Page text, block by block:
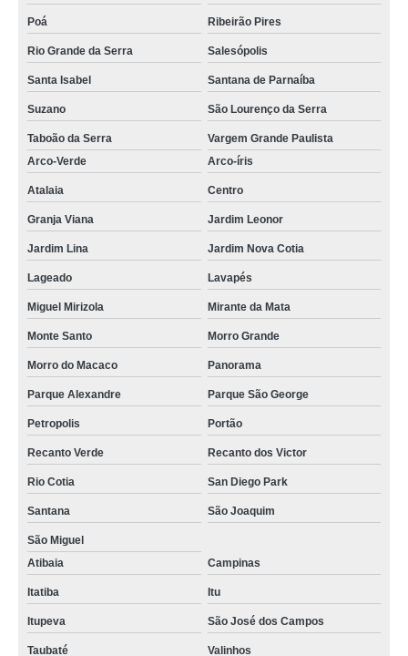
Poá Ribeirão Pires
Rio Grande da Serra Salesópolis
Santa Isabel Santana de Parnaíba
Suzano São Lourenço da Serra
Taboão da Serra
Vargem Grande Paulista
Arco-Verde
Arco-íris
Atalaia Centro
Granja Viana Jardim Leonor
Jardim Lina Jardim Nova Cotia
Lageado Lavapés
Miguel Mirizola Mirante da Mata
Monte Santo Morro Grande
Morro do Macaco Panorama
Parque Alexandre Parque São George
Petropolis Portão
Recanto Verde Recanto dos Victor
Rio Cotia San Diego Park
Santana São Joaquim
São Miguel
Atibaia
Campinas
Itatiba Itu
Itupeva São José dos Campos
Taubaté Valinhos